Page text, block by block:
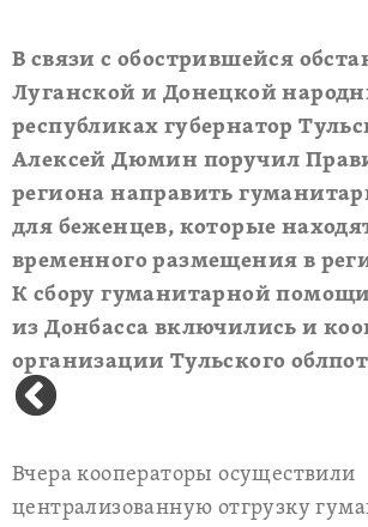
В связи с обострившейся
Луганской и Донецкой
республиках губернатор
Алексей Дюмин поручил
региона направить
для беженцев, которые
временного размещения в
К сбору гуманитарной
из Донбасса включились и
организации Тульского
Вчера кооператоры осуществили
централизованную отгрузку